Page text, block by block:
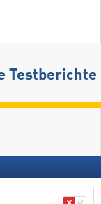
Testberichte